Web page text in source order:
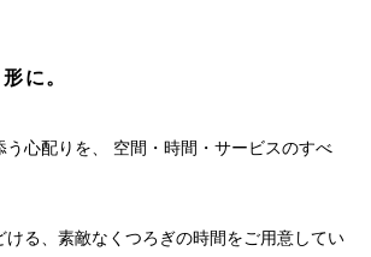
に。
う心配りを、 空間・時間・サービスのすべ
ける、素敵なくつろぎの時間をご用意してい